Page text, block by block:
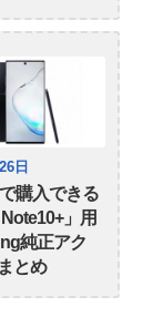
日
購入できる
Note10+」用
純正アク
とめ